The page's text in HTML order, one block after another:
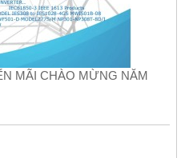
MÃI CHÀO MỪNG NĂM